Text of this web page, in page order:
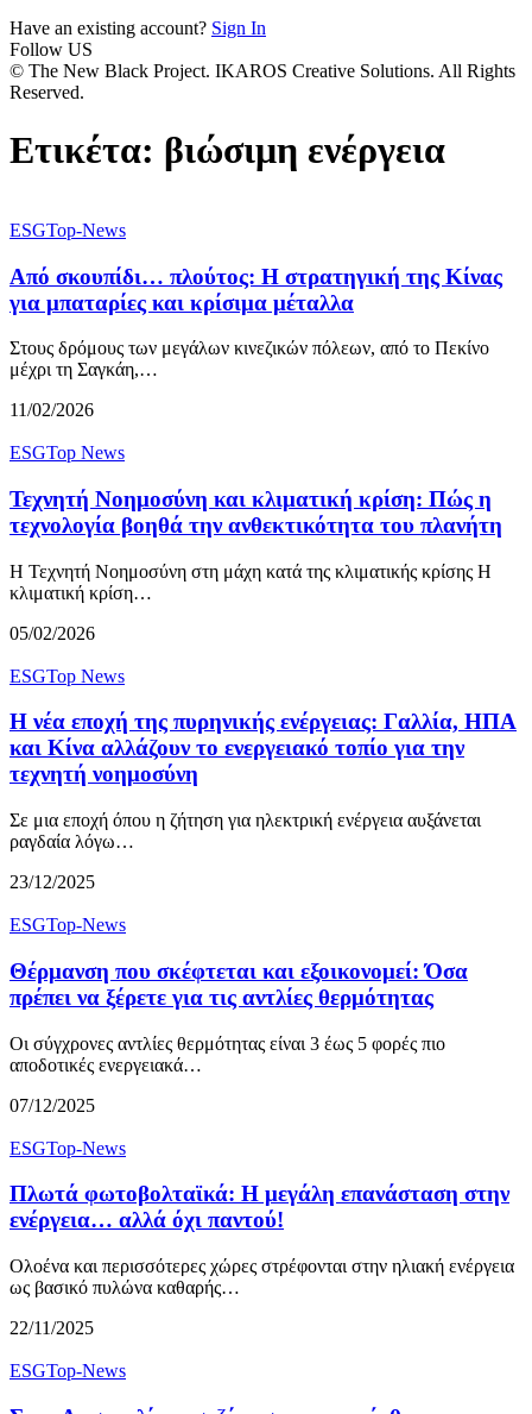
Have an existing account? Sign In
Follow US
© The New Black Project. IKAROS Creative Solutions. All Rights
Reserved.
Ετικέτα: βιώσιμη ενέργεια
ESGTop-News
Από σκουπίδι… πλούτος: Η στρατηγική της Κίνας
για μπαταρίες και κρίσιμα μέταλλα
Στους δρόμους των μεγάλων κινεζικών πόλεων, από το Πεκίνο
μέχρι τη Σαγκάη,…
11/02/2026
ESGTop News
Τεχνητή Νοημοσύνη και κλιματική κρίση: Πώς η
τεχνολογία βοηθά την ανθεκτικότητα του πλανήτη
Η Τεχνητή Νοημοσύνη στη μάχη κατά της κλιματικής κρίσης Η
κλιματική κρίση…
05/02/2026
ESGTop News
Η νέα εποχή της πυρηνικής ενέργειας: Γαλλία, ΗΠΑ
και Κίνα αλλάζουν το ενεργειακό τοπίο για την
τεχνητή νοημοσύνη
Σε μια εποχή όπου η ζήτηση για ηλεκτρική ενέργεια αυξάνεται
ραγδαία λόγω…
23/12/2025
ESGTop-News
Θέρμανση που σκέφτεται και εξοικονομεί: Όσα
πρέπει να ξέρετε για τις αντλίες θερμότητας
Οι σύγχρονες αντλίες θερμότητας είναι 3 έως 5 φορές πιο
αποδοτικές ενεργειακά…
07/12/2025
ESGTop-News
Πλωτά φωτοβολταϊκά: Η μεγάλη επανάσταση στην
ενέργεια… αλλά όχι παντού!
Ολοένα και περισσότερες χώρες στρέφονται στην ηλιακή ενέργεια
ως βασικό πυλώνα καθαρής…
22/11/2025
ESGTop-News